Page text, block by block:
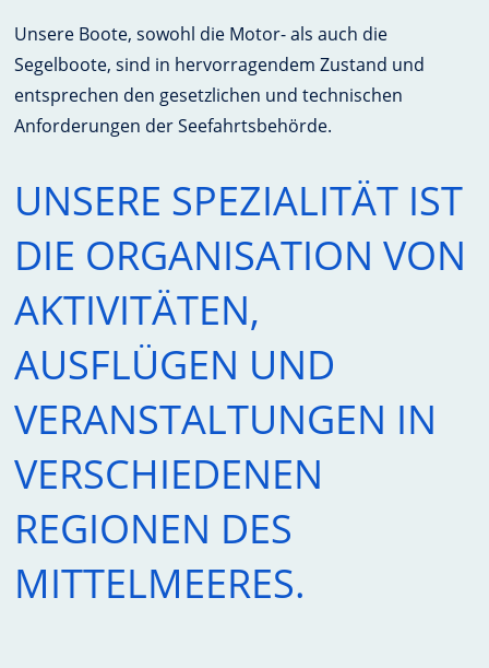
Unsere Boote, sowohl die Motor- als auch die
Segelboote, sind in hervorragendem Zustand und
entsprechen den gesetzlichen und technischen
Anforderungen der Seefahrtsbehörde.
UNSERE SPEZIALITÄT IST
DIE ORGANISATION VON
AKTIVITÄTEN,
AUSFLÜGEN UND
VERANSTALTUNGEN IN
VERSCHIEDENEN
REGIONEN DES
MITTELMEERES.